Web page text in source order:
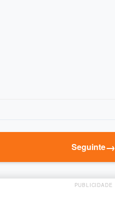
Seguinte→
PUBLICIDADE